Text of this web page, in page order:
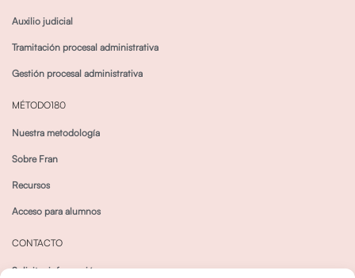
Auxilio judicial
Tramitación procesal administrativa
Gestión procesal administrativa
MÉTODO180
Nuestra metodología
Sobre Fran
Recursos
Acceso para alumnos
CONTACTO
Solicitar información